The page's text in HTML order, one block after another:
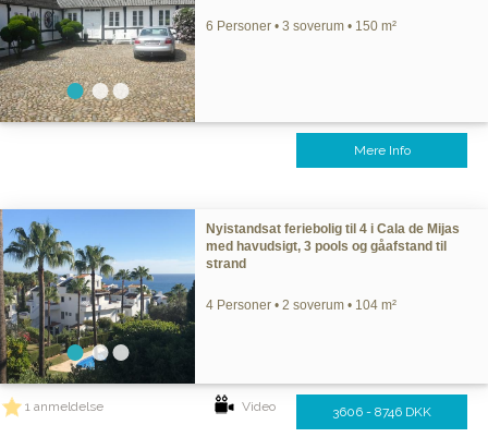
6 Personer • 3 soverum • 150 m²
Mere Info
Nyistandsat feriebolig til 4 i Cala de Mijas
med havudsigt, 3 pools og gåafstand til
strand
4 Personer • 2 soverum • 104 m²
1 anmeldelse Video 3606 - 8746 DKK